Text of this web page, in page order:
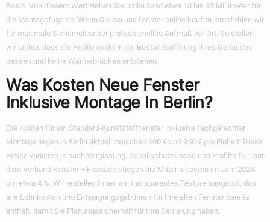
Basis. Von diesem Wert ziehen Sie umlaufend etwa 10 bis 15 Millimeter für
die Montagefuge ab. Wenn Sie bei uns fenster online kaufen , empfehlen wir
für maximale Sicherheit unser professionelles Aufmaß vor Ort. So stellen
wir sicher, dass die Profile exakt in die Bestandsöffnung Ihres Gebäudes
passen und keine Wärmebrücken entstehen.
Was Kosten Neue Fenster
Inklusive Montage In Berlin?
Die Kosten für ein Standard-Kunststofffenster inklusive fachgerechter
Montage liegen in Berlin aktuell zwischen 600 € und 950 € pro Einheit. Diese
Preise variieren je nach Verglasung, Schallschutzklasse und Profiltiefe. Laut
dem Verband Fenster + Fassade stiegen die Materialkosten im Jahr 2024
um etwa 4 %. Wir erstellen Ihnen ein transparentes Festpreisangebot, das
alle Lohnkosten und Entsorgungsgebühren für Ihre alten Fenster bereits
enthält, damit Sie Planungssicherheit für Ihre Sanierung haben.